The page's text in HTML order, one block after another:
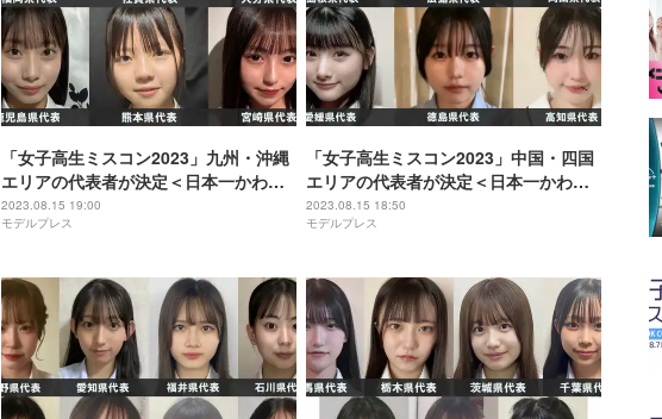
「女子高生ミスコン2023」九州・沖縄
エリアの代表者が決定＜日本一かわい
い高校生／SNS審査結果＞
2023.08.15 19:00
モデルプレス
「女子高生ミスコン2023」中国・四国
エリアの代表者が決定＜日本一かわい
い高校生／SNS審査結果＞
2023.08.15 18:50
モデルプレス